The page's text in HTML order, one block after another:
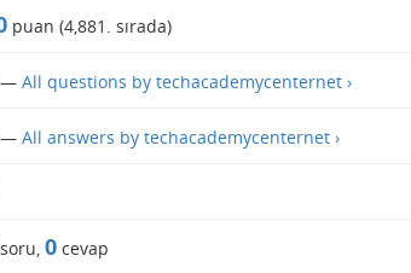
puan (4,881 . sırada)
All questions by techacademycenternet ›
All answers by techacademycenternet ›
0cevap